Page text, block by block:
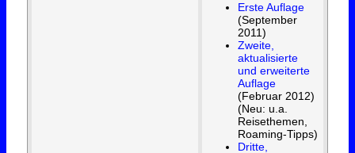
Erste Auflage
(September
2011)
Zweite,
aktualisierte
und erweiterte
Auflage
(Februar 2012)
(Neu: u.a.
Reisethemen,
Roaming-Tipps)
Dritte,